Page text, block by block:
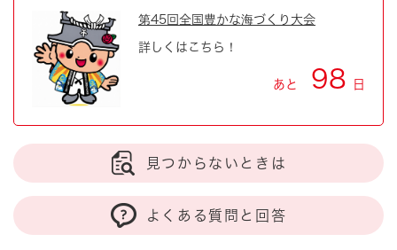
第45回全国豊かな海づくり大会
詳しくはこちら！
あと 98 日
見つからないときは
よくある質問と回答